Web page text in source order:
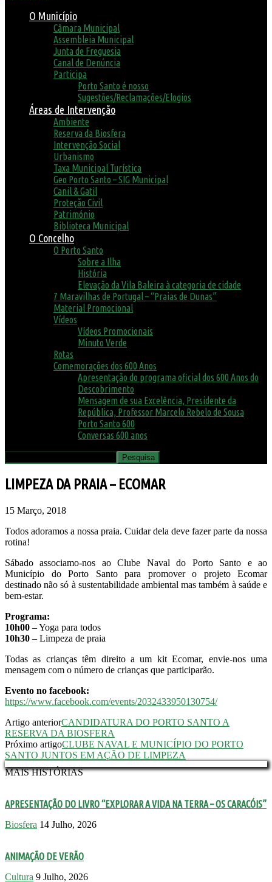
O Município
Câmara Municipal
Assembleia Municipal
Junta de Freguesia
Canal de Denúncia
Participa
Porto Santo é nosso
Sugestões/Reclamações/Elogios
Áreas de Intervenção
Ambiente
Reserva da Biosfera
Intervenção Social
Urbanismo
Taxa Municipal Turística
Geo Porto Santo – SIG Municipal
Canil & Gatil
Proteção Civil
Património
Biblioteca Municipal
O Concelho
O Porto Santo
Sobre a Ilha
História
Elevação da Vila Baleira à categoria de cidade
7 Maravilhas de Portugal – “Praias de Dunas”
Material Promocional
Vídeos
Vídeos Promocionais
Minuto Verde
Rotas
Comemorações dos 600 Anos
Apresentação do programa oficial dos 600 Anos do
Descobrimento
Mensagem de sua Excelência, Presidente da
República, Professor Marcelo Rebelo de Sousa
Porto Santo 600
Conversas 600 anos
LIMPEZA DA PRAIA – ECOMAR
15 Março, 2018
Todos adoramos a nossa praia. Cuidar dela deve fazer parte da nossa
rotina!
Sábado associamo-nos ao Clube Naval do Porto Santo e ao
Município do Porto Santo para promover o projeto Ecomar
destinado não só à sustentabilidade ambiental mas também à saúde e
bem-estar.
Programa:
10h00 – Yoga para todos
10h30 – Limpeza de praia
Todas as crianças têm direito a um kit Ecomar, envie-nos uma
mensagem com o número de crianças que participarão.
Evento no facebook:
https://www.facebook.com/events/2032433950130754/
Artigo anteriorCANDIDATURA DO PORTO SANTO A
RESERVA DA BIOSFERA
Próximo artigoCLUBE NAVAL E MUNICÍPIO DO PORTO
SANTO JUNTOS EM AÇÃO DE LIMPEZA
MAIS HISTÓRIAS
APRESENTAÇÃO DO LIVRO “EXPLORAR A VIDA NA TERRA – OS CARACÓIS”
Biosfera 14 Julho, 2026
ANIMAÇÃO DE VERÃO
Cultura 9 Julho, 2026